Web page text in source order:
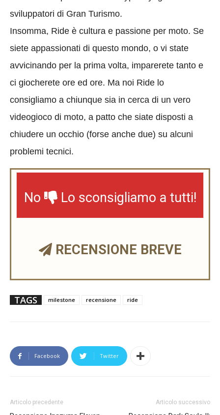
sviluppatori di Gran Turismo.
Insomma, Ride è cultura e passione per moto. Se
siete appassionati di questo mondo, o vi state
avvicinando per la prima volta, imparerete tanto e
ci giocherete ore ed ore. Ma noi Ride lo
consigliamo a chiunque sia in cerca di un vero
videogioco di moto, a patto che siate disposti a
chiudere un occhio (forse anche due) su alcuni
problemi tecnici.
No Lo sconsigliamo a tutti!
RECENSIONE BREVE
TAGS milestone recensione ride
Facebook Twitter
Articolo precedente Articolo successivo